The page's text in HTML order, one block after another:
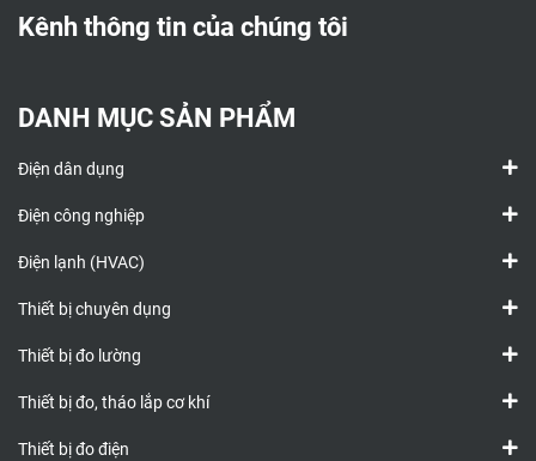
Kênh thông tin của chúng tôi
DANH MỤC SẢN PHẨM
Điện dân dụng
Điện công nghiệp
Điện lạnh (HVAC)
Thiết bị chuyên dụng
Thiết bị đo lường
Thiết bị đo, tháo lắp cơ khí
Thiết bị đo điện